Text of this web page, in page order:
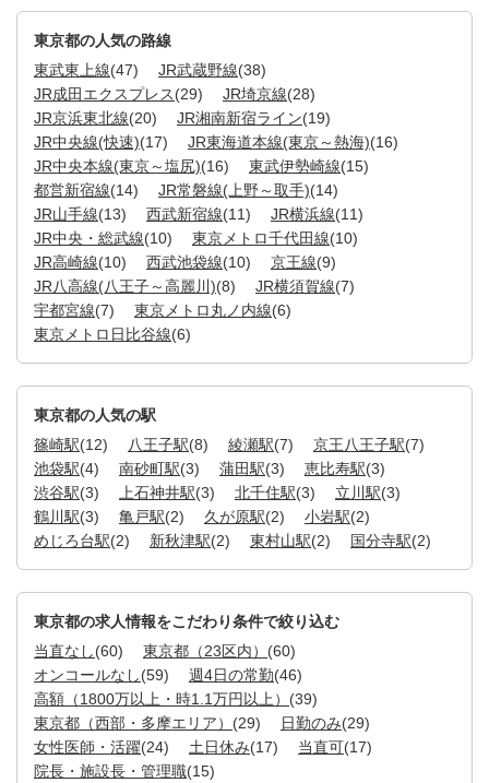
東京都の人気の路線
東武東上線(47) JR武蔵野線(38)
JR成田エクスプレス(29) JR埼京線(28)
JR京浜東北線(20) JR湘南新宿ライン(19)
JR中央線(快速)(17) JR東海道本線(東京～熱海)(16)
JR中央本線(東京～塩尻)(16) 東武伊勢崎線(15)
都営新宿線(14) JR常磐線(上野～取手)(14)
JR山手線(13) 西武新宿線(11) JR横浜線(11)
JR中央・総武線(10) 東京メトロ千代田線(10)
JR高崎線(10) 西武池袋線(10) 京王線(9)
JR八高線(八王子～高麗川)(8) JR横須賀線(7)
宇都宮線(7) 東京メトロ丸ノ内線(6)
東京メトロ日比谷線(6)
東京都の人気の駅
篠崎駅(12) 八王子駅(8) 綾瀬駅(7) 京王八王子駅(7)
池袋駅(4) 南砂町駅(3) 蒲田駅(3) 恵比寿駅(3)
渋谷駅(3) 上石神井駅(3) 北千住駅(3) 立川駅(3)
鶴川駅(3) 亀戸駅(2) 久が原駅(2) 小岩駅(2)
めじろ台駅(2) 新秋津駅(2) 東村山駅(2) 国分寺駅(2)
東京都の求人情報をこだわり条件で絞り込む
当直なし(60) 東京都（23区内） (60)
オンコールなし(59) 週4日の常勤(46)
高額（1800万以上・時1.1万円以上） (39)
東京都（西部・多摩エリア） (29) 日勤のみ(29)
女性医師・活躍(24) 土日休み(17) 当直可(17)
院長・施設長・管理職(15)